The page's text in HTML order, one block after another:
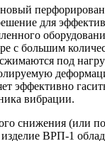
для
с большим
под
эффективно
вибрации.
снижения (или
ВРП-1